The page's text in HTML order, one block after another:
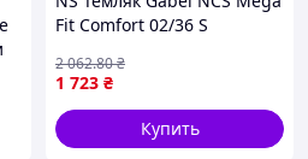
Fit Comfort 02/36 S
1 723 ₴
2 062.80₴
Купить